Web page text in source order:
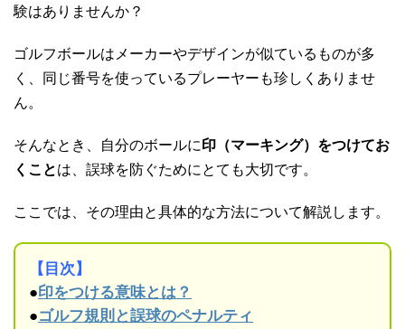
験はありませんか？
ゴルフボールはメーカーやデザインが似ているものが多
く、同じ番号を使っているプレーヤーも珍しくありませ
ん。
そんなとき、自分のボールに印（マーキング）をつけてお
くことは、誤球を防ぐためにとても大切です。
ここでは、その理由と具体的な方法について解説します。
【目次】
●印をつける意味とは？
●ゴルフ規則と誤球のペナルティ